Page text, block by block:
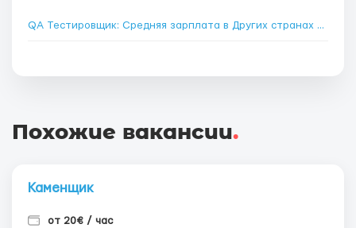
QA Тестировщик: Средняя зарплата в Других странах→
Похожие вакансии.
Каменщик
от 20€ / час